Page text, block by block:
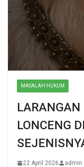
MASALAH HUKUM
LONCENG
22 April 2026 admin